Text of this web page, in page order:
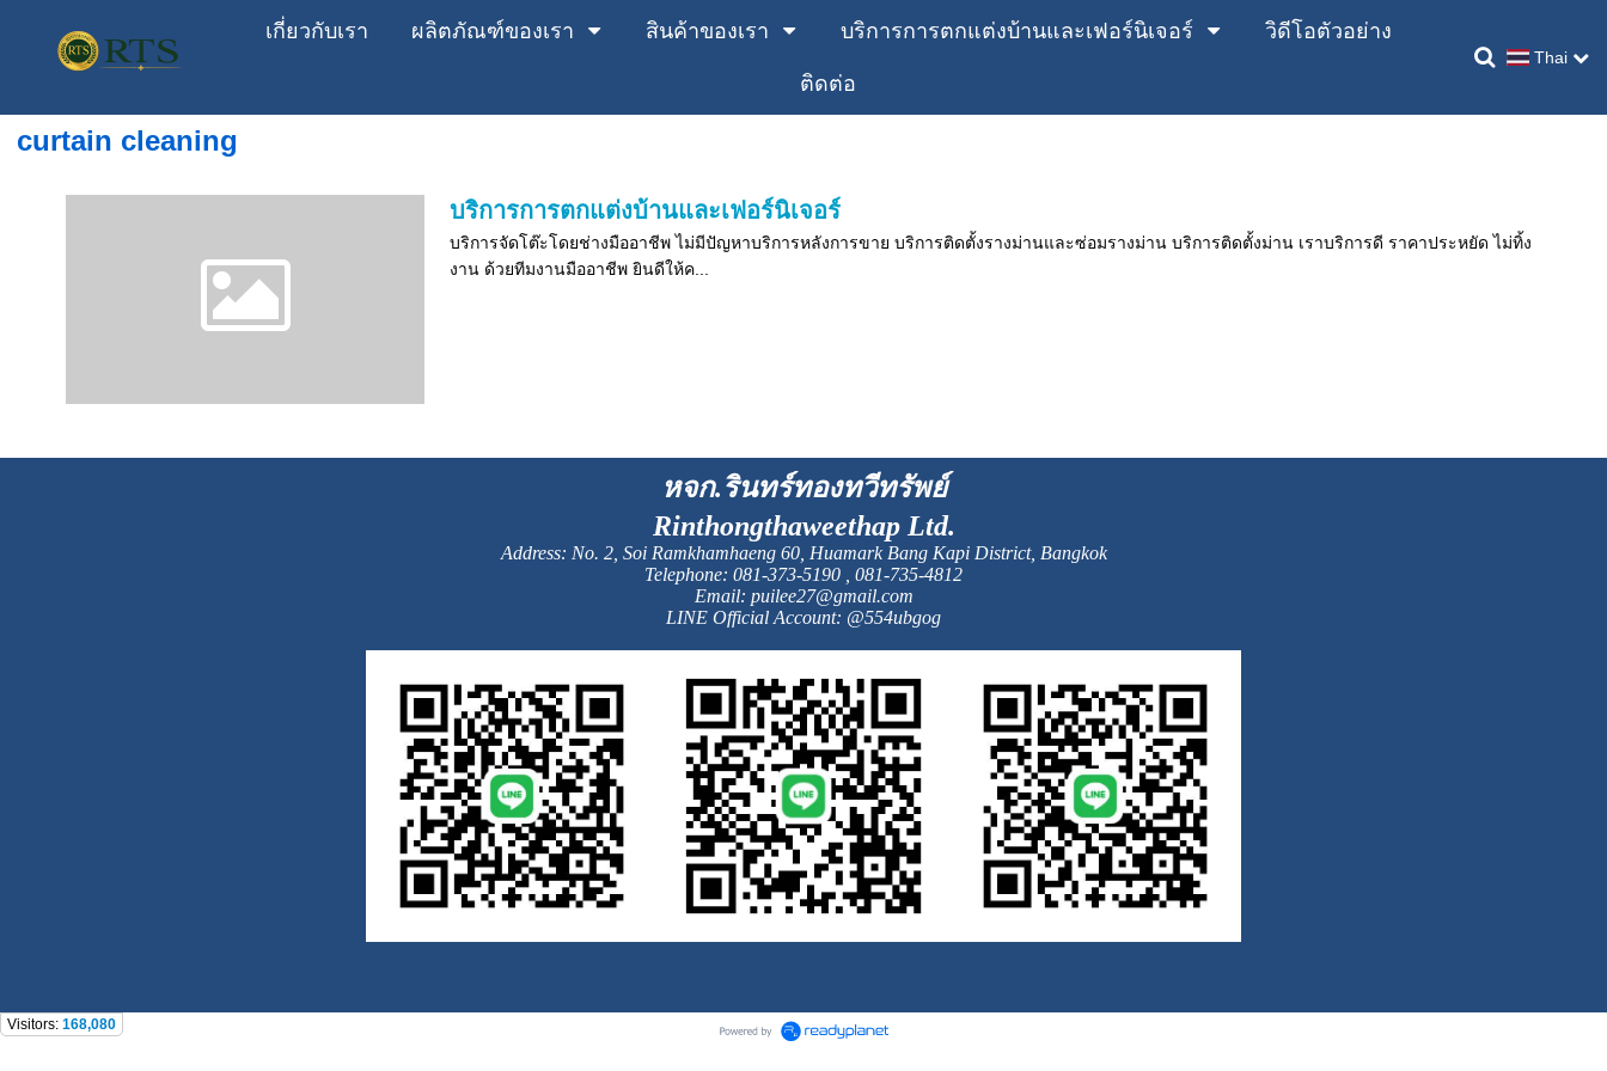
เกี่ยวกับเรา ผลิตภัณฑ์ของเรา สินค้าของเรา บริการการตกแต่งบ้านและเฟอร์นิเจอร์ วิดีโอตัวอย่าง
ติดต่อ
Thai
curtain cleaning
บริการการตกแต่งบ้านและเฟอร์นิเจอร์
บริการจัดโต๊ะโดยช่างมืออาชีพ ไม่มีปัญหาบริการหลังการขาย บริการติดตั้งรางม่านและซ่อมรางม่าน บริการติดตั้งม่าน เราบริการดี ราคาประหยัด ไม่ทิ้ง
งาน ด้วยทีมงานมืออาชีพ ยินดีให้ค...
หจก.รินทร์ทองทวีทรัพย์
Rinthongthaweethap Ltd.
Address: No. 2, Soi Ramkhamhaeng 60, Huamark Bang Kapi District, Bangkok
Telephone: 081-373-5190 , 081-735-4812
Email: puilee27@gmail.com
LINE Official Account: @554ubgog
Visitors: 168,080